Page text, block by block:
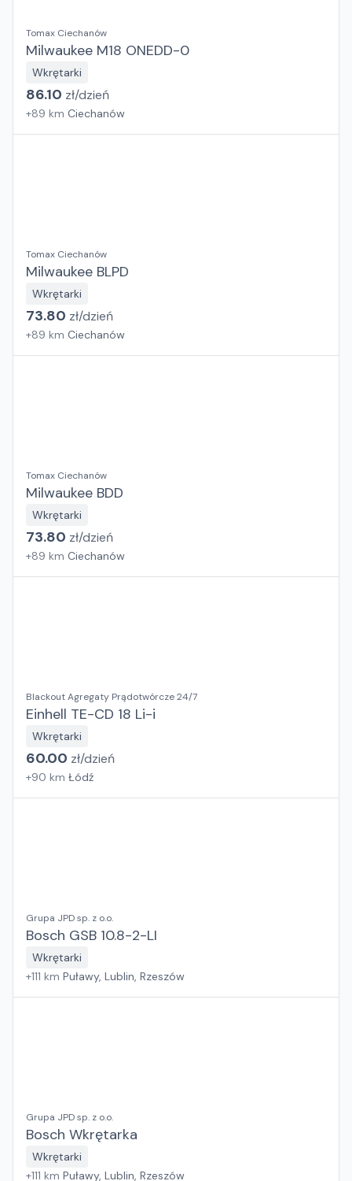
Tomax Ciechanów
Milwaukee M18 ONEDD-0
Wkrętarki
86.10 zł/dzień
+89 km Ciechanów
Tomax Ciechanów
Milwaukee BLPD
Wkrętarki
73.80 zł/dzień
+89 km Ciechanów
Tomax Ciechanów
Milwaukee BDD
Wkrętarki
73.80 zł/dzień
+89 km Ciechanów
Blackout Agregaty Prądotwórcze 24/7
Einhell TE-CD 18 Li-i
Wkrętarki
60.00 zł/dzień
+90 km Łódź
Grupa JPD sp. z o.o.
Bosch GSB 10.8-2-LI
Wkrętarki
+111 km Puławy, Lublin, Rzeszów
Grupa JPD sp. z o.o.
Bosch Wkrętarka
Wkrętarki
+111 km Puławy, Lublin, Rzeszów